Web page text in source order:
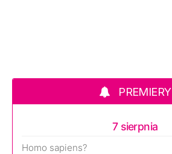
PREMIERY
7 sierpnia
Homo sapiens?